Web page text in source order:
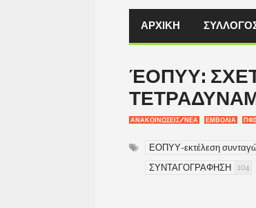
ΑΡΧΙΚΗ
ΈΟΠΥΥ:
ΑΝΑΚΟΙΝΩΣΕΙΣ/ΝΕΑ ΕΜΒΟΛΙΑ ΠΦΣ
ΕΟΠΥΥ-εκτέλεση
ΣΥΝΤΑΓΟΓΡΑΦΗΣΗ 104